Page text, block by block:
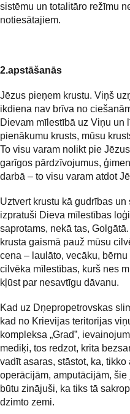
sistēmu un totalitāro režīmu
notiesātajiem.
2.apstāšanās
Jēzus pieņem krustu. Viņš
ikdiena nav brīva no
Dievam mīlestībā uz Viņu un
pienākumu krusts, mūsu
To visu varam nolikt pie
garīgos pārdzīvojumus,
darbā – to visu varam atdot
Uztvert krustu kā gudrības
izpratuši Dieva mīlestības
saprotams, nekā tas,
krusta gaismā pauž mūsu
cena – laulāto, vecāku,
cilvēka mīlestības, kurš nes
kļūst par nesavtīgu dāvanu.
Kad uz Dņepropetrovskas
kad no Krievijas teritorijas
kompleksa „Grad”,
mediķi, tos redzot, krita
vadīt asaras, stāstot, ka,
operācijām, amputācijām,
būtu zinājuši, ka tiks tā
dzimto zemi.